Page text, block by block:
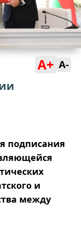
A+ A-
подписания
и
между